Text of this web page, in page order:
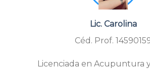
Lic. Carolina
Céd. Prof.
Licenciada en Acupuntura